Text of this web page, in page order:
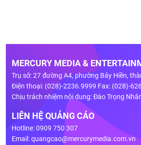
MERCURY MEDIA &
Trụ sở: 27 đường A4, phường Bảy Hiền,
Điện thoại: (028)-2236.9999 Fax: (028)-
Chịu trách nhiệm nội dung: Đào Trọng
LIÊN HỆ QUẢNG CÁO
Hotline: 0909 750 307
Email:quangcao@mercurymedia.com.vn